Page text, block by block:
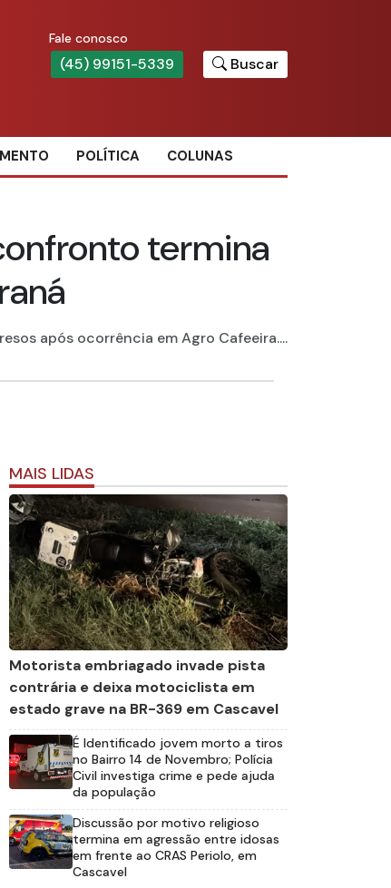
Fale conosco
(45) 99151-5339 Buscar
POLÍTICA COLUNAS
termina
após ocorrência em Agro Cafeeira....
MAIS LIDAS
Motorista embriagado invade pista
contrária e deixa motociclista em
estado grave na BR-369 em Cascavel
É Identificado jovem morto a tiros
no Bairro 14 de Novembro; Polícia
Civil investiga crime e pede ajuda
da população
Discussão por motivo religioso
termina em agressão entre idosas
em frente ao CRAS Periolo, em
Cascavel